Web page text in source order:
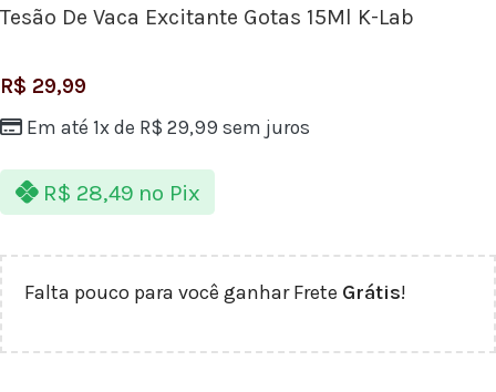
Tesão De Vaca Excitante Gotas 15Ml K-Lab
R$ 29,99
Em até 1x de R$ 29,99 sem juros
R$ 28,49 no Pix
Falta pouco para você ganhar Frete Grátis!